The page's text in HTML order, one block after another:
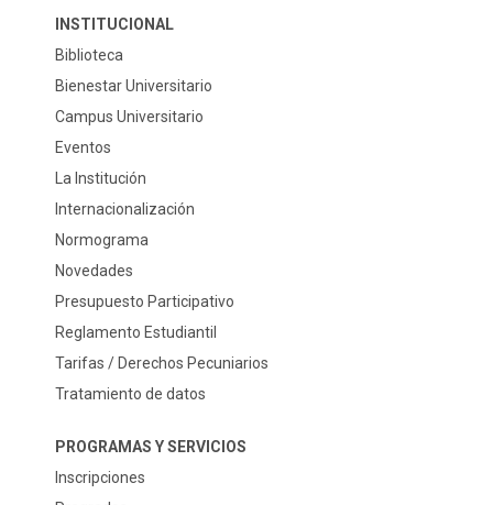
INSTITUCIONAL
Biblioteca
Bienestar Universitario
Campus Universitario
Eventos
La Institución
Internacionalización
Normograma
Novedades
Presupuesto Participativo
Reglamento Estudiantil
Tarifas / Derechos Pecuniarios
Tratamiento de datos
PROGRAMAS Y SERVICIOS
Inscripciones